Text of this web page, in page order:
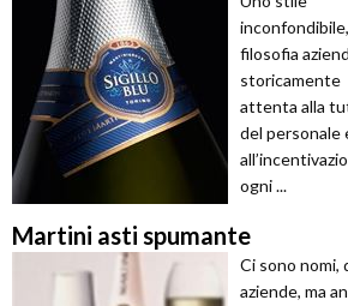
filosofia
storicamente
attenta alla
del personale
ogni ...
Martini asti spumante
Ci sono nomi,
aziende, ma